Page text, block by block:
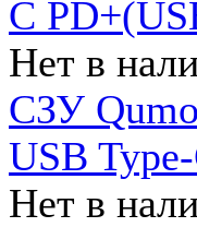
C
Нет в
СЗУ
USB
Нет в